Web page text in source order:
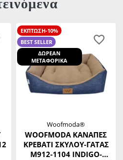
ΕΚΠΤΩΣΗ-10%
BEST SELLER
ΔΩΡΕΑΝ
ΜΕΤΑΦΟΡΙΚΑ
Woofmoda®
WOOFMODA ΚΑΝΑΠΕΣ
ΚΡΕΒΑΤΙ ΣΚΥΛΟΥ-ΓΑΤΑΣ
Μ912-1104 INDIGO-